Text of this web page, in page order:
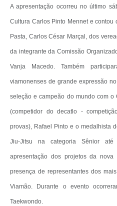
A apresentação ocorreu no último
Cultura Carlos Pinto Mennet e
Pasta, Carlos César Marçal, dos
da integrante da Comissão
Vanja Macedo. Também
viamonenses de grande expressão
seleção e campeão do mundo com o
(competidor do decatlo -
provas), Rafael Pinto e o medalhista
Jiu-Jitsu na categoria Sênior
apresentação dos projetos da
presença de representantes dos
Viamão. Durante o evento
Taekwondo.